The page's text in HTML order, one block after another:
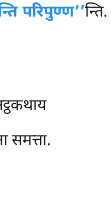
परिपुण्ण’’
समत्ता.